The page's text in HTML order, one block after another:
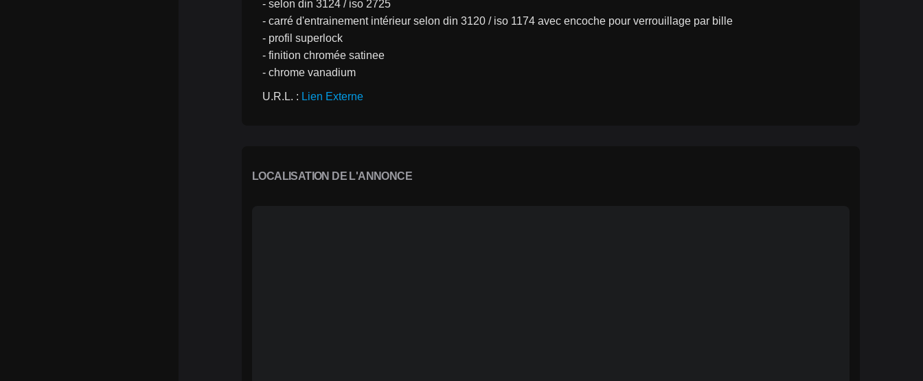
- selon din 3124 / iso 2725
- carré d'entrainement intérieur selon din 3120 / iso 1174 avec encoche pour verrouillage par bille
- profil superlock
- finition chromée satinee
- chrome vanadium
U.R.L. : Lien Externe
LOCALISATION DE L'ANNONCE